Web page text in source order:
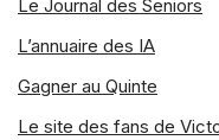
Le Journal des Seniors
L’annuaire des IA
Gagner au Quinte
Le site des fans de